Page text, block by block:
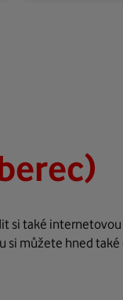
si také
si můžete hned